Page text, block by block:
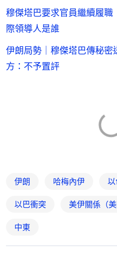
穆傑塔巴要求官員繼續履
際領導人是誰
伊朗局勢｜穆傑塔巴傳秘
方：不予置評
伊朗 哈梅內伊 以
以巴衝突 美伊關係（美
中東